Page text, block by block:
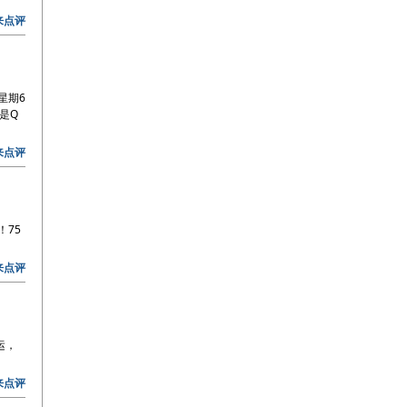
点评
期6
Q
点评
75
点评
点评